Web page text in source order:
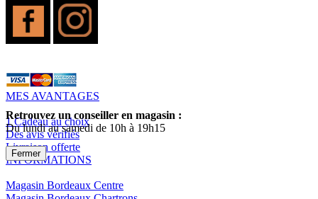
MES AVANTAGES
1 Cadeau au choix
Des avis vérifiés
Livraison offerte
INFORMATIONS
Magasin Bordeaux Centre
Retrouvez un conseiller en magasin :
Du lundi au samedi de 10h à 19h15
Fermer